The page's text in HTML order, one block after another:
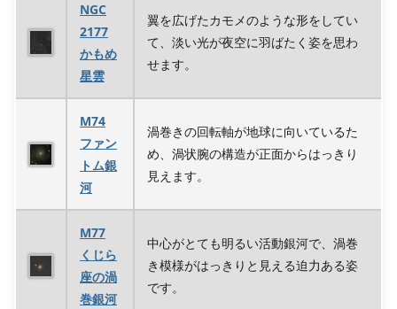
NGC
2177
かもめ
星雲
翼を広げたカモメのような形をしてい
て、淡い光が夜空に羽ばたく姿を思わ
せます。
M74
ファン
トム銀
河
渦巻きの回転軸が地球に向いているた
め、渦状腕の構造が正面からはっきり
見えます。
M77
くじら
座の渦
巻銀河
中心がとても明るい活動銀河で、渦巻
き模様がはっきりと見える迫力ある姿
です。